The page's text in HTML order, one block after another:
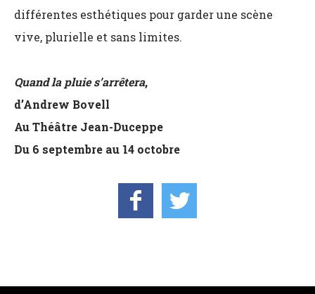
différentes esthétiques pour garder une scène
vive, plurielle et sans limites.
Quand la pluie s’arrêtera,
d’Andrew Bovell
Au Théâtre Jean-Duceppe
Du 6 septembre au 14 octobre